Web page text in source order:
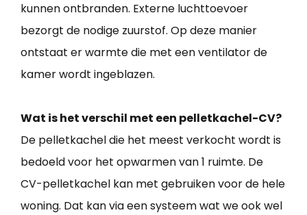
kunnen ontbranden. Externe luchttoevoer
bezorgt de nodige zuurstof. Op deze manier
ontstaat er warmte die met een ventilator de
kamer wordt ingeblazen.
Wat is het verschil met een pelletkachel-CV?
De pelletkachel die het meest verkocht wordt is
bedoeld voor het opwarmen van 1 ruimte. De
CV-pelletkachel kan met gebruiken voor de hele
woning. Dat kan via een systeem wat we ook wel